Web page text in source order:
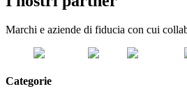
Marchi e aziende di fiducia con cui
Categorie